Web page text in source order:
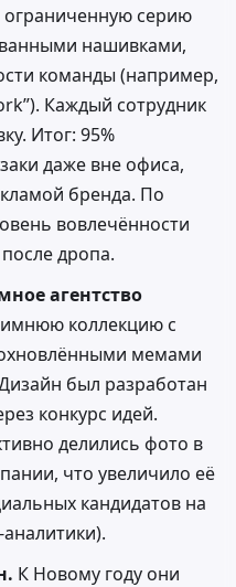
ограниченную серию
нашивками,
команды (например,
Каждый сотрудник
Итог: 95%
даже вне офиса,
бренда. По
вовлечённости
дропа.
агентство
коллекцию с
мемами
был разработан
конкурс идей.
делились фото в
что увеличило её
кандидатов на
К Новому году они